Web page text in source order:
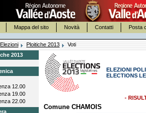
Mappa del sito Novità Contatti Posta
Elezioni Ploitiche 2013
Voti
2013
12.00
19.00
22.00
ELEZIONI
ELECTIONS
-
Comune CHAMOIS